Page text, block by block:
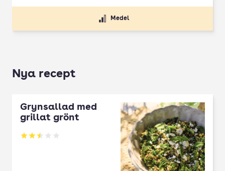
Medel
Nya recept
Grynsallad med
grillat grönt
Betyg: 2.5 av 5